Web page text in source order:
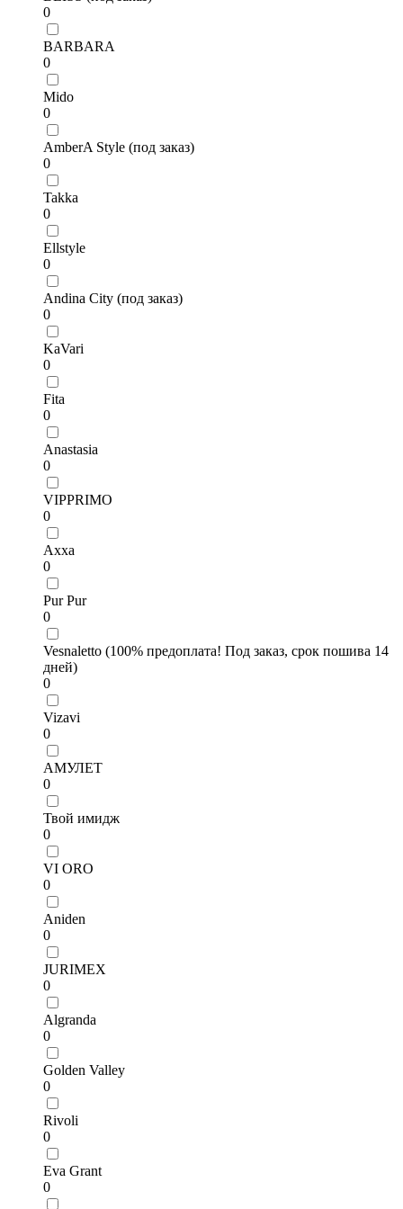
0
BARBARA
0
Mido
0
AmberA Style (под заказ)
0
Takka
0
Ellstyle
0
Andina City (под заказ)
0
KaVari
0
Fita
0
Anastasia
0
VIPPRIMO
0
Axxa
0
Pur Pur
0
Vesnaletto (100% предоплата! Под заказ, срок пошива 14
дней)
0
Vizavi
0
АМУЛЕТ
0
Твой имидж
0
VI ORO
0
Aniden
0
JURIMEX
0
Algranda
0
Golden Valley
0
Rivoli
0
Eva Grant
0